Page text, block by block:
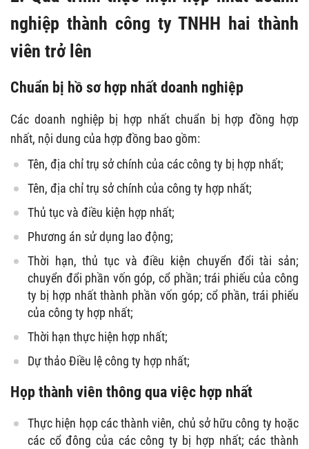
nghiệp thành công ty TNHH hai thành
viên trở lên
Chuẩn bị hồ sơ hợp nhất doanh nghiệp
Các doanh nghiệp bị hợp nhất chuẩn bị hợp đồng hợp
nhất, nội dung của hợp đồng bao gồm:
Tên, địa chỉ trụ sở chính của các công ty bị hợp nhất;
Tên, địa chỉ trụ sở chính của công ty hợp nhất;
Thủ tục và điều kiện hợp nhất;
Phương án sử dụng lao động;
Thời hạn, thủ tục và điều kiện chuyển đổi tài sản;
chuyển đổi phần vốn góp, cổ phần; trái phiếu của công
ty bị hợp nhất thành phần vốn góp; cổ phần, trái phiếu
của công ty hợp nhất;
Thời hạn thực hiện hợp nhất;
Dự thảo Điều lệ công ty hợp nhất;
Họp thành viên thông qua việc hợp nhất
Thực hiện họp các thành viên, chủ sở hữu công ty hoặc
các cổ đông của các công ty bị hợp nhất; các thành